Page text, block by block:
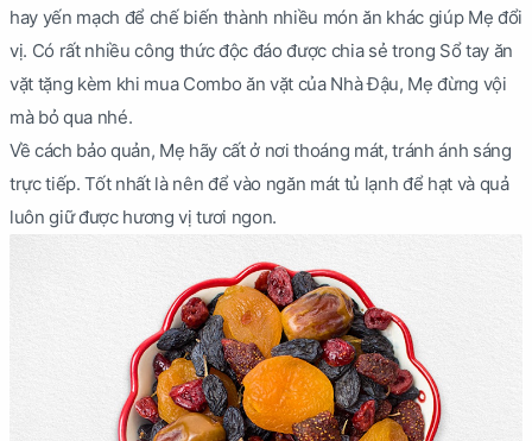
hay yến mạch để chế biến thành nhiều món ăn khác giúp Mẹ đổi
vị. Có rất nhiều công thức độc đáo được chia sẻ trong Sổ tay ăn
vặt tặng kèm khi mua Combo ăn vặt của Nhà Đậu, Mẹ đừng vội
mà bỏ qua nhé.
Về cách bảo quản, Mẹ hãy cất ở nơi thoáng mát, tránh ánh sáng
trực tiếp. Tốt nhất là nên để vào ngăn mát tủ lạnh để hạt và quả
luôn giữ được hương vị tươi ngon.